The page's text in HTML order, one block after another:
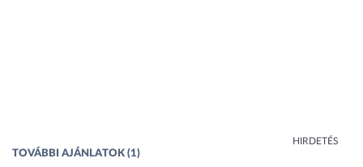
HIRDETÉS
TOVÁBBI AJÁNLATOK (1)